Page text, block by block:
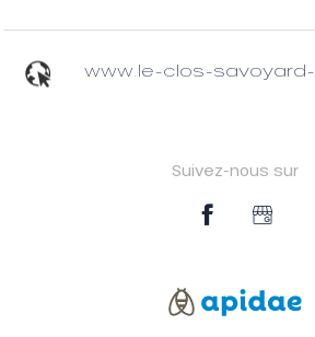
www.le-clos-savoyard-
Suivez-nous sur